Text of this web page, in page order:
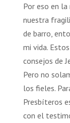
Por eso en la
nuestra
de barro,
mi vida.
consejos de
Pero no
los fieles.
Presbíteros
con el